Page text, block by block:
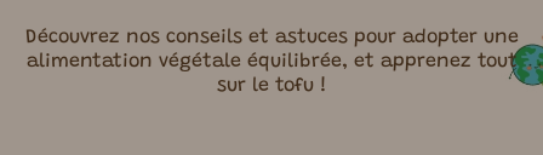
Découvrez nos conseils et astuces pour adopter une
alimentation végétale équilibrée, et apprenez tout
sur le tofu !